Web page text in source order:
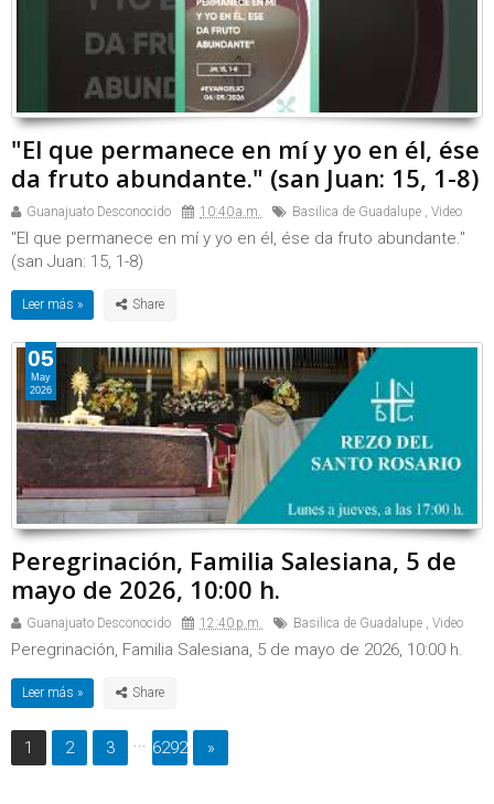
"El que permanece en mí y yo en él, ése
da fruto abundante." (san Juan: 15, 1-8)
Guanajuato Desconocido 10:40 a.m. Basilica de Guadalupe , Video
"El que permanece en mí y yo en él, ése da fruto abundante."
(san Juan: 15, 1-8)
Leer más »
Peregrinación, Familia Salesiana, 5 de
mayo de 2026, 10:00 h.
Guanajuato Desconocido 12:40 p.m. Basilica de Guadalupe , Video
Peregrinación, Familia Salesiana, 5 de mayo de 2026, 10:00 h.
Leer más »
05
May
2026
1 2 3 ... 6292 »